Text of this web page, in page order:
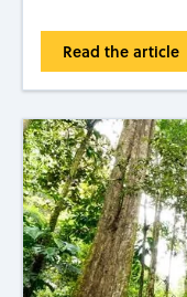
Read the article